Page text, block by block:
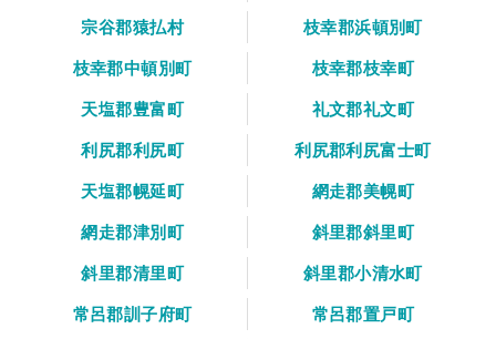
宗谷郡猿払村
枝幸郡浜頓別町
枝幸郡中頓別町
枝幸郡枝幸町
天塩郡豊富町
礼文郡礼文町
利尻郡利尻町
利尻郡利尻富士町
天塩郡幌延町
網走郡美幌町
網走郡津別町
斜里郡斜里町
斜里郡清里町
斜里郡小清水町
常呂郡訓子府町
常呂郡置戸町